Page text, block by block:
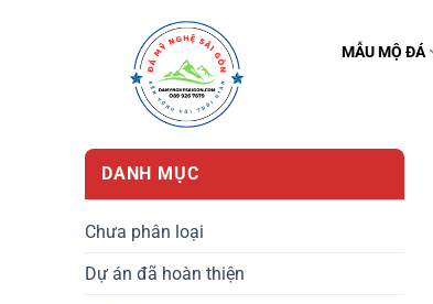
MẪU MỘ ĐÁ
DANH MỤC
Chưa phân loại
Dự án đã hoàn thiện